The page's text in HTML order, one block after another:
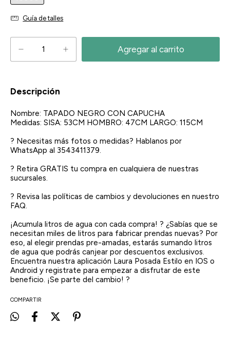
Guía de talles
Descripción
Nombre: TAPADO NEGRO CON CAPUCHA
Medidas: SISA: 53CM HOMBRO: 47CM LARGO: 115CM
? Necesitas más fotos o medidas? Hablanos por
WhatsApp al 3543411379.
? Retira GRATIS tu compra en cualquiera de nuestras
sucursales.
? Revisa las políticas de cambios y devoluciones en nuestro
FAQ.
¡Acumula litros de agua con cada compra! ? ¿Sabías que se
necesitan miles de litros para fabricar prendas nuevas? Por
eso, al elegir prendas pre-amadas, estarás sumando litros
de agua que podrás canjear por descuentos exclusivos.
Encuentra nuestra aplicación Laura Posada Estilo en IOS o
Android y registrate para empezar a disfrutar de este
beneficio. ¡Se parte del cambio! ?
COMPARTIR